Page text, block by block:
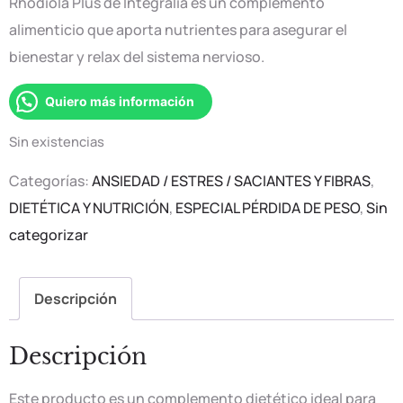
alimenticio que aporta nutrientes para asegurar el
bienestar y relax del sistema nervioso.
Quiero más información
Sin existencias
Categorías:ANSIEDAD / ESTRES / SACIANTES Y FIBRAS,
DIETÉTICA Y NUTRICIÓN, ESPECIAL PÉRDIDA DE PESO,Sin
categorizar
Descripción
Descripción
Este producto es un complemento dietético ideal para